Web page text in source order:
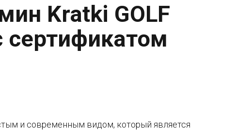
Kratki GOLF
сертификатом
и современным видом, который является